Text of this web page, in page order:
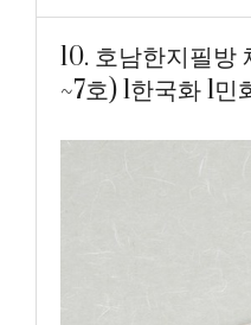
10. 호남한지필방
~7호) l한국화 l민